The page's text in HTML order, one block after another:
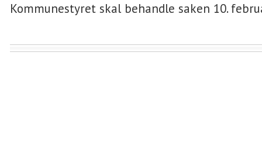
Kommunestyret skal behandle saken 10.